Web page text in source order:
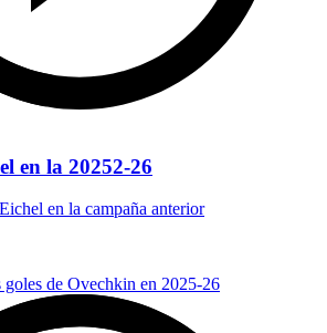
en la 20252-26
en la campaña anterior